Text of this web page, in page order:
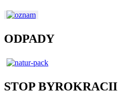
ODPADY
STOP BYROKRACII